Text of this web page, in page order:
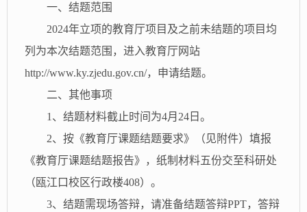
一、结题范围
2024年立项的教育厅项目及之前未结题的项目均
列为本次结题范围，进入教育厅网站
http://www.ky.zjedu.gov.cn/，申请结题。
二、其他事项
1、结题材料截止时间为4月 24 日。
2、按《教育厅课题结题要求》（见附件）填报
《教育厅课题结题报告》，纸制材料五份交至科研处
（瓯江口校区行政楼408） 。
3、结题需现场答辩，请准备结题答辩PPT，答辩